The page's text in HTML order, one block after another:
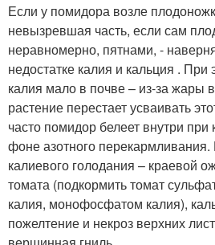
Если у помидора возле
невызревшая часть, если сам
неравномерно, пятнами, -
недостатке калия и кальция . При
калия мало в почве – из-за жары
растение перестает усваивать
часто помидор белеет внутри
фоне азотного
калиевого голодания – краевой
томата (подкормить томат
калия, монофосфатом калия),
пожелтение и некроз верхних